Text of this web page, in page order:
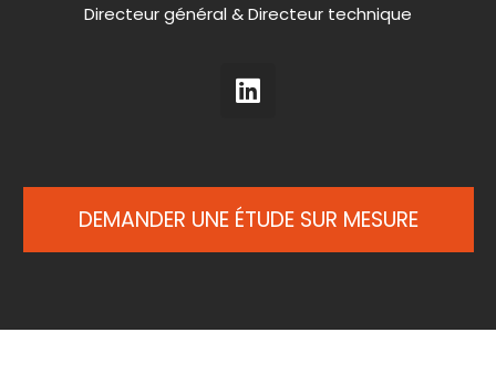
Directeur général & Directeur technique
DEMANDER UNE ÉTUDE SUR MESURE